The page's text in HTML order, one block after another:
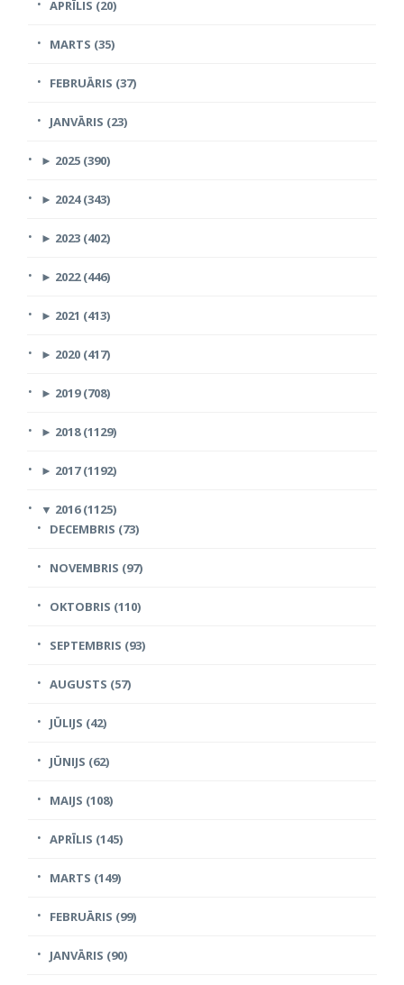
APRĪLIS (20)
MARTS (35)
FEBRUĀRIS (37)
JANVĀRIS (23)
► 2025 (390)
► 2024 (343)
► 2023 (402)
► 2022 (446)
► 2021 (413)
► 2020 (417)
► 2019 (708)
► 2018 (1129)
► 2017 (1192)
▼ 2016 (1125)
DECEMBRIS (73)
NOVEMBRIS (97)
OKTOBRIS (110)
SEPTEMBRIS (93)
AUGUSTS (57)
JŪLIJS (42)
JŪNIJS (62)
MAIJS (108)
APRĪLIS (145)
MARTS (149)
FEBRUĀRIS (99)
JANVĀRIS (90)